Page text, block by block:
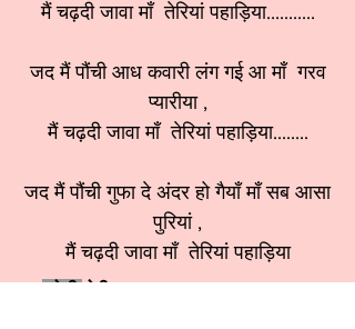
मैं चढ़दी जावा माँ तेरियां पहाड़िया...........
जद मैं पौंची आध कवारी लंग गई आ माँ गरव
प्यारीया ,
मैं चढ़दी जावा माँ तेरियां पहाड़िया........
जद मैं पौंची गुफा दे अंदर हो गैयाँ माँ सब आसा
पुरियां ,
मैं चढ़दी जावा माँ तेरियां पहाड़िया
श्रेणी:देवी भजन